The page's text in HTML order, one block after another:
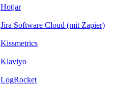
Hotjar
Jira Software Cloud (mit Zapier)
Kissmetrics
Klaviyo
LogRocket